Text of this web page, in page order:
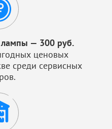
— 300 руб.
ценовых
среди сервисных